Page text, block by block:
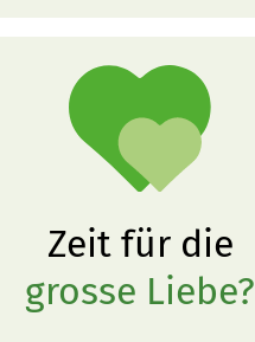
Zeit für die
grosse Liebe?